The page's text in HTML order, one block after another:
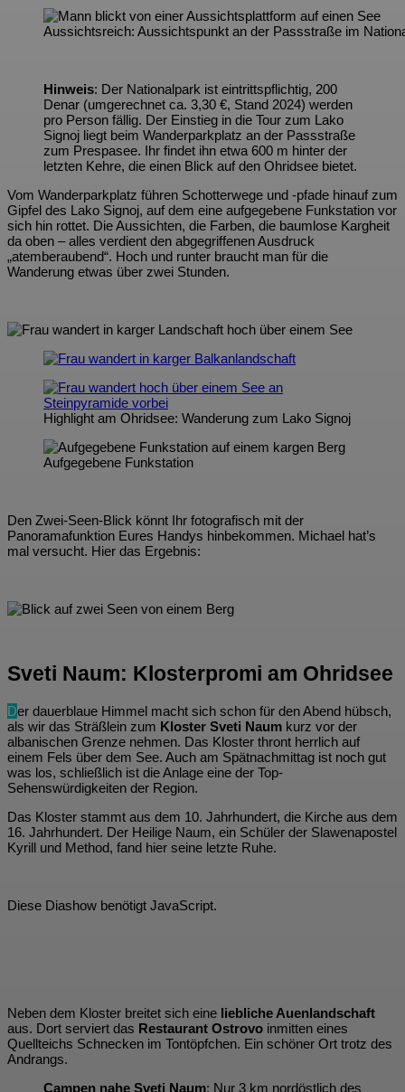
Aussichtsreich: Aussichtspunkt an der Passstraße im
Hinweis: Der Nationalpark ist eintrittspflichtig, 200
Denar (umgerechnet ca. 3,30 €, Stand 2024) werden
pro Person fällig. Der Einstieg in die Tour zum Lako
Signoj liegt beim Wanderparkplatz an der Passstraße
zum Prespasee. Ihr findet ihn etwa 600 m hinter der
letzten Kehre, die einen Blick auf den Ohridsee bietet.
Vom Wanderparkplatz führen Schotterwege und -pfade hinauf zum
Gipfel des Lako Signoj, auf dem eine aufgegebene Funkstation vor
sich hin rottet. Die Aussichten, die Farben, die baumlose Kargheit
da oben – alles verdient den abgegriffenen Ausdruck
„atemberaubend“. Hoch und runter braucht man für die
Wanderung etwas über zwei Stunden.
Highlight am Ohridsee: Wanderung zum Lako Signoj
Aufgegebene Funkstation
Den Zwei-Seen-Blick könnt Ihr fotografisch mit der
Panoramafunktion Eures Handys hinbekommen. Michael hat’s
mal versucht. Hier das Ergebnis:
Sveti Naum: Klosterpromi am Ohridsee
Der dauerblaue Himmel macht sich schon für den Abend hübsch,
als wir das Sträßlein zum Kloster Sveti Naum kurz vor der
albanischen Grenze nehmen. Das Kloster thront herrlich auf
einem Fels über dem See. Auch am Spätnachmittag ist noch gut
was los, schließlich ist die Anlage eine der Top-
Sehenswürdigkeiten der Region.
Das Kloster stammt aus dem 10. Jahrhundert, die Kirche aus dem
16. Jahrhundert. Der Heilige Naum, ein Schüler der Slawenapostel
Kyrill und Method, fand hier seine letzte Ruhe.
Diese Diashow benötigt JavaScript.
Neben dem Kloster breitet sich eine liebliche Auenlandschaft
aus. Dort serviert das Restaurant Ostrovo inmitten eines
Quellteichs Schnecken im Tontöpfchen. Ein schöner Ort trotz des
Andrangs.
Campen nahe Sveti Naum: Nur 3 km nordöstlich des